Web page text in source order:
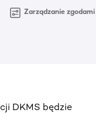
Zarządzanie zgodami
DKMS będzie